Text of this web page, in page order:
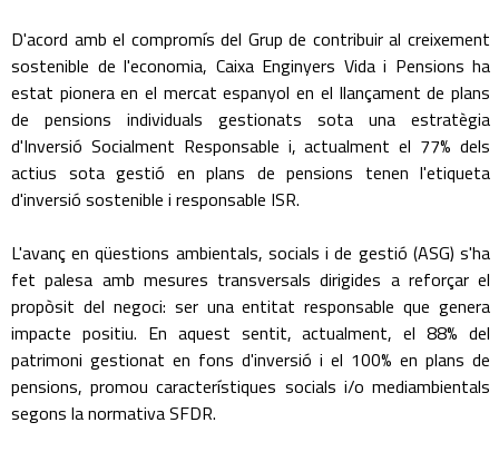
D'acord amb el compromís del Grup de contribuir al creixement
sostenible de l'economia, Caixa Enginyers Vida i Pensions ha
estat pionera en el mercat espanyol en el llançament de plans
de pensions individuals gestionats sota una estratègia
d'Inversió Socialment Responsable i, actualment el 77% dels
actius sota gestió en plans de pensions tenen l'etiqueta
d'inversió sostenible i responsable ISR.
L'avanç en qüestions ambientals, socials i de gestió (ASG) s'ha
fet palesa amb mesures transversals dirigides a reforçar el
propòsit del negoci: ser una entitat responsable que genera
impacte positiu. En aquest sentit, actualment, el 88% del
patrimoni gestionat en fons d'inversió i el 100% en plans de
pensions, promou característiques socials i/o mediambientals
segons la normativa SFDR.